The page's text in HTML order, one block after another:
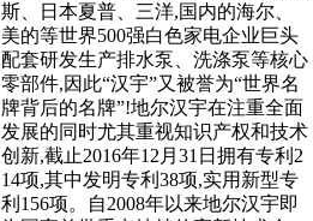
斯、日本夏普、三洋,国内的海尔、
美的等世界500强白色家电企业巨头
配套研发生产排水泵、洗涤泵等核心
零部件,因此“汉宇”又被誉为“世界名
牌背后的名牌”!地尔汉宇在注重全面
发展的同时尤其重视知识产权和技术
创新,截止2016年12月31日拥有专利2
14项,其中发明专利38项,实用新型专
利156项。自2008年以来地尔汉宇即